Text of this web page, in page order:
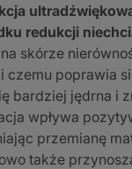
redukcji
na skórze
czemu poprawia
bardziej jędrna i
wpływa
przemianę
także